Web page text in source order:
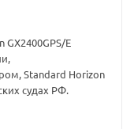
E
Standard Horizon
судах РФ.